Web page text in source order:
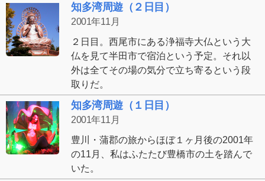
知多湾周遊（２日目）
2001年11月
２日目。西尾市にある浄福寺大仏という大
仏を見て半田市で宿泊という予定。それ以
外は全てその場の気分で立ち寄るという段
取りだ。
知多湾周遊（１日目）
2001年11月
豊川・蒲郡の旅からほぼ１ヶ月後の2001年
の11月、私はふたたび豊橋市の土を踏んで
いた。